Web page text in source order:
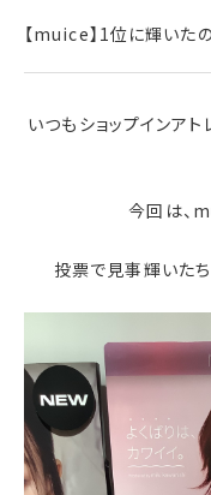
【muice】1位に輝いたの
いつもショップインア
今回は、
投票で見事輝いた